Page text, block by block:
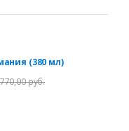
(380 мл)
770,00 руб.